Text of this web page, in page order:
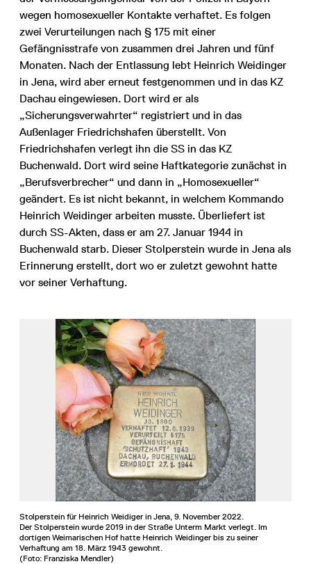
wegen homosexueller Kontakte verhaftet. Es folgen
zwei Verurteilungen nach § 175 mit einer
Gefängnisstrafe von zusammen drei Jahren und fünf
Monaten. Nach der Entlassung lebt Heinrich Weidinger
in Jena, wird aber erneut festgenommen und in das KZ
Dachau eingewiesen. Dort wird er als
„Sicherungsverwahrter“ registriert und in das
Außenlager Friedrichshafen überstellt. Von
Friedrichshafen verlegt ihn die SS in das KZ
Buchenwald. Dort wird seine Haftkategorie zunächst in
„Berufsverbrecher“ und dann in „Homosexueller“
geändert. Es ist nicht bekannt, in welchem Kommando
Heinrich Weidinger arbeiten musste. Überliefert ist
durch SS-Akten, dass er am 27. Januar 1944 in
Buchenwald starb. Dieser Stolperstein wurde in Jena als
Erinnerung erstellt, dort wo er zuletzt gewohnt hatte
vor seiner Verhaftung.
Stolperstein für Heinrich Weidiger in Jena, 9. November 2022.
Der Stolperstein wurde 2019 in der Straße Unterm Markt verlegt. Im
dortigen Weimarischen Hof hatte Heinrich Weidinger bis zu seiner
Verhaftung am 18. März 1943 gewohnt.
(Foto: Franziska Mendler)